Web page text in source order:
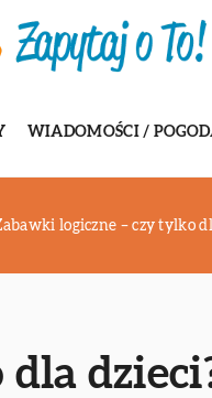
WIADOMOŚCI /
logiczne – czy tylko